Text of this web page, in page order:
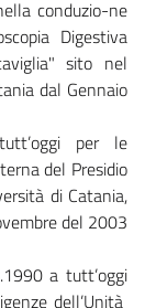
conduzio-ne
Digestiva
sito nel
dal Gennaio
per le
del Presidio
di Catania,
del 2003
a tutt’oggi
dell’Unità